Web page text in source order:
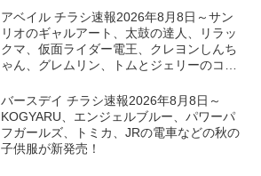
アベイル チラシ速報2026年8月8日～サン
リオのギャルアート、太鼓の達人、リラッ
クマ、仮面ライダー電王、クレヨンしんち
ゃん、グレムリン、トムとジェリーのコラ
バースデイ チラシ速報2026年8月8日～
KOGYARU、エンジェルブルー、パワーパ
フガールズ、トミカ、JRの電車などの秋の
子供服が新発売！